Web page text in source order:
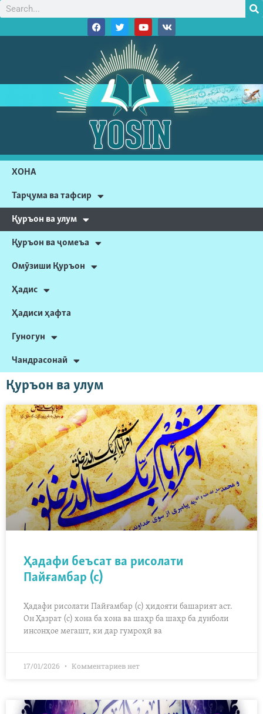
ХОНА
Тарҷума ва тафсир
Қуръон ва улум
Қуръон ва ҷомеъа
Омӯзиши Қуръон
Ҳадис
Ҳадиси ҳафта
Гуногун
Чандрасонаӣ
Қуръон ва улум
Ҳадафи беъсат ва рисолати
Пайғамбар (с)
Ҳадафи рисолати Пайғамбар (с) ҳидояти башарият аст.
Он Ҳазрат (с) хона ба хона ва шаҳр ба шаҳр ба дунболи
инсонҳое мегашт, ки дар гумроҳӣ ва
17/01/2026 Комментариев нет